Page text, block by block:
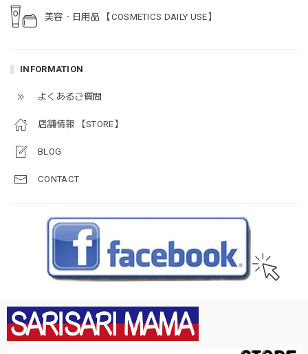
美容・日用品 【COSMETICS DAILY USE】
INFORMATION
よくあるご質問
店舗情報 【STORE】
BLOG
CONTACT